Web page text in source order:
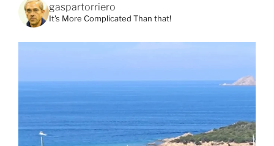
gaspartorriero
It's More Complicated Than that!